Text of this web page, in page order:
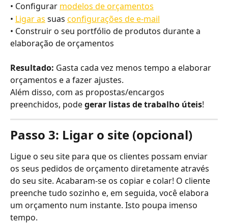
• Configurar modelos de orçamentos
• Ligar as suas configurações de e-mail
• Construir o seu portfólio de produtos durante a
elaboração de orçamentos
Resultado: Gasta cada vez menos tempo a elaborar
orçamentos e a fazer ajustes.
Além disso, com as propostas/encargos
preenchidos, pode gerar listas de trabalho úteis!
Passo 3: Ligar o site (opcional)
Ligue o seu site para que os clientes possam enviar
os seus pedidos de orçamento diretamente através
do seu site. Acabaram-se os copiar e colar! O cliente
preenche tudo sozinho e, em seguida, você elabora
um orçamento num instante. Isto poupa imenso
tempo.